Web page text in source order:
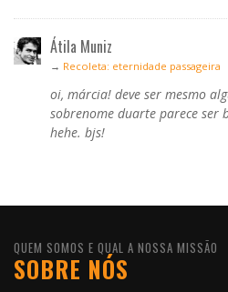
Átila Muniz
→ Recoleta: eternidade passageira
oi, márcia! deve ser mesmo
sobrenome duarte parece ser
hehe. bjs!
QUEM SOMOS E QUAL A NOSSA MISSÃO
SOBRE NÓS